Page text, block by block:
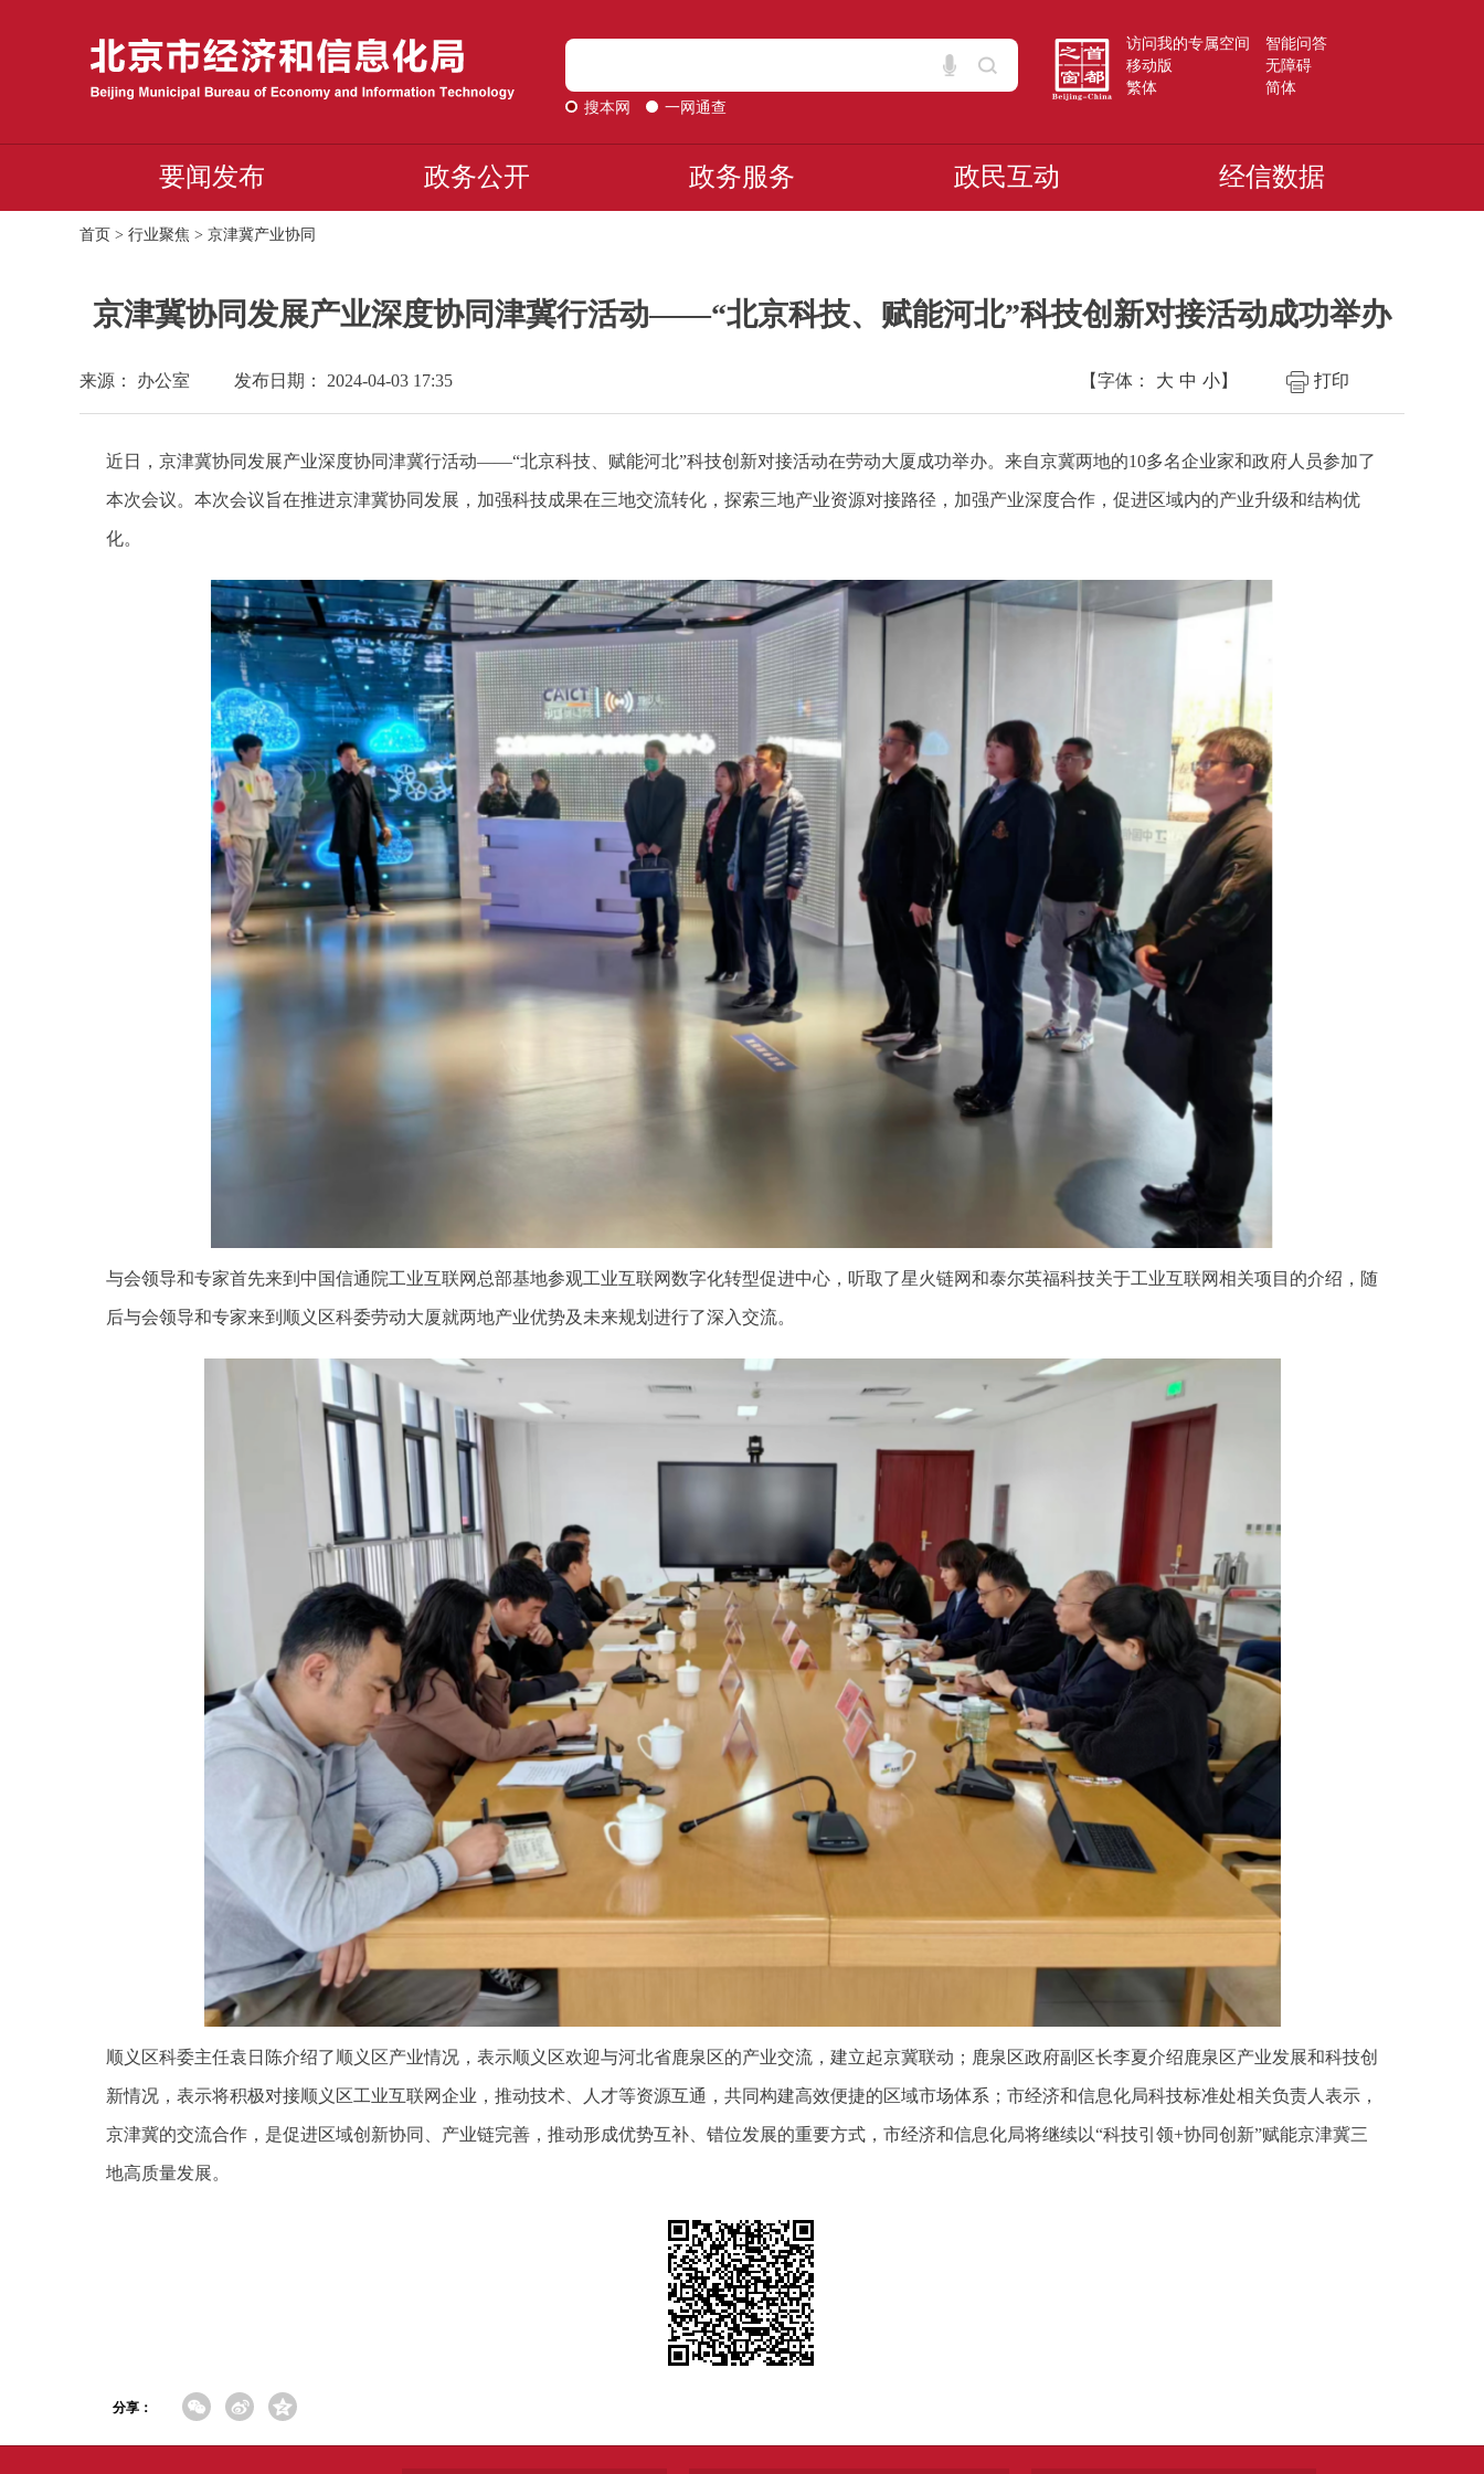
搜本网 一网通查
访问我的专属空间
智能问答
移动版
无障碍
繁体
简体
要闻发布 政务公开 政务服务 政民互动 经信数据
首页 > 行业聚焦 > 京津冀产业协同
京津冀协同发展产业深度协同津冀行活动——“北京科技、赋能河北”科技创新对接活动成功举办
来源： 办公室 发布日期： 2024-04-03 17:35 【字体： 大 中 小】 打印
近日，京津冀协同发展产业深度协同津冀行活动——“北京科技、赋能河北”科技创新对接活动在劳动大厦成功举办。来自京冀两地的10多名企业家和政府人员参加了
本次会议。本次会议旨在推进京津冀协同发展，加强科技成果在三地交流转化，探索三地产业资源对接路径，加强产业深度合作，促进区域内的产业升级和结构优
化。
与会领导和专家首先来到中国信通院工业互联网总部基地参观工业互联网数字化转型促进中心，听取了星火链网和泰尔英福科技关于工业互联网相关项目的介绍，随
后与会领导和专家来到顺义区科委劳动大厦就两地产业优势及未来规划进行了深入交流。
顺义区科委主任袁日陈介绍了顺义区产业情况，表示顺义区欢迎与河北省鹿泉区的产业交流，建立起京冀联动；鹿泉区政府副区长李夏介绍鹿泉区产业发展和科技创
新情况，表示将积极对接顺义区工业互联网企业，推动技术、人才等资源互通，共同构建高效便捷的区域市场体系；市经济和信息化局科技标准处相关负责人表示，
京津冀的交流合作，是促进区域创新协同、产业链完善，推动形成优势互补、错位发展的重要方式，市经济和信息化局将继续以“科技引领+协同创新”赋能京津冀三
地高质量发展。
分享：